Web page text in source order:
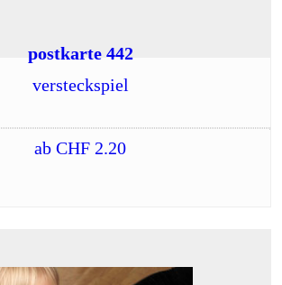
postkarte 442
versteckspiel
ab CHF 2.20